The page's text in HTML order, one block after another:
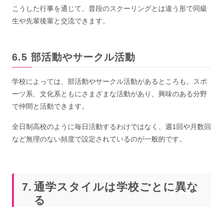
こうした行事を通じて、普段のスクーリングとは違う形で同級
生や先輩後輩と交流できます。
部活動やサークル活動
学校によっては、部活動やサークル活動があるところも。スポ
ーツ系、文化系ともにさまざまな活動があり、興味のある分野
で仲間と活動できます。
全日制高校のように毎日活動するわけではなく、週1回や月数回
など無理のない頻度で設定されているのが一般的です。
通学スタイルは学校ごとに異な
る